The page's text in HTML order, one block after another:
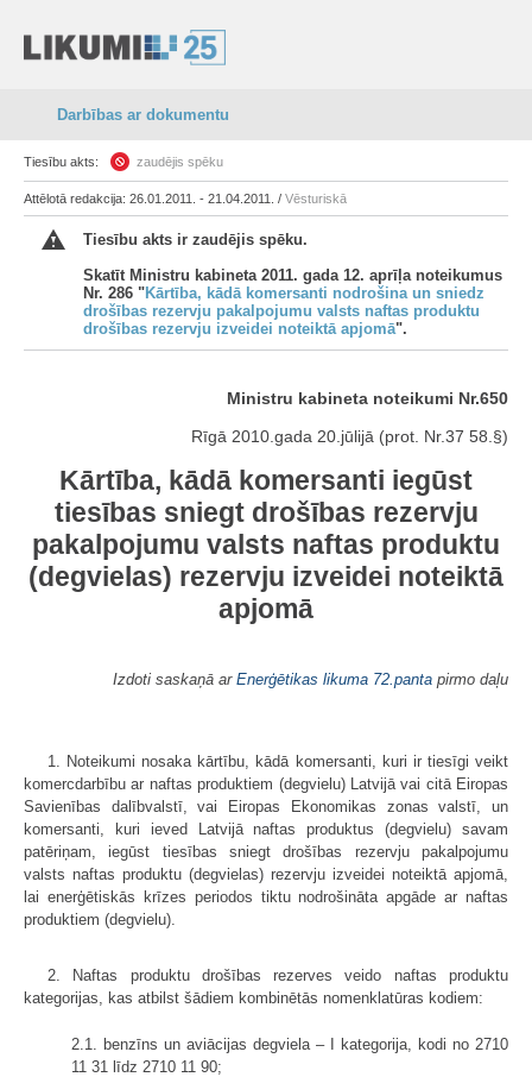
Darbības ar dokumentu
Tiesību akts: zaudējis spēku
Attēlotā redakcija: 26.01.2011. - 21.04.2011. / Vēsturiskā
Tiesību akts ir zaudējis spēku.
Skatīt Ministru kabineta 2011. gada 12. aprīļa noteikumus
Nr. 286 "Kārtība, kādā komersanti nodrošina un sniedz
drošības rezervju pakalpojumu valsts naftas produktu
drošības rezervju izveidei noteiktā apjomā".
Ministru kabineta noteikumi Nr.650
Rīgā 2010.gada 20.jūlijā (prot. Nr.37 58.§)
Kārtība, kādā komersanti iegūst
tiesības sniegt drošības rezervju
pakalpojumu valsts naftas produktu
(degvielas) rezervju izveidei noteiktā
apjomā
Izdoti saskaņā ar Enerģētikas likuma 72.panta pirmo daļu
1. Noteikumi nosaka kārtību, kādā komersanti, kuri ir tiesīgi veikt
komercdarbību ar naftas produktiem (degvielu) Latvijā vai citā Eiropas
Savienības dalībvalstī, vai Eiropas Ekonomikas zonas valstī, un
komersanti, kuri ieved Latvijā naftas produktus (degvielu) savam
patēriņam, iegūst tiesības sniegt drošības rezervju pakalpojumu
valsts naftas produktu (degvielas) rezervju izveidei noteiktā apjomā,
lai enerģētiskās krīzes periodos tiktu nodrošināta apgāde ar naftas
produktiem (degvielu).
2. Naftas produktu drošības rezerves veido naftas produktu
kategorijas, kas atbilst šādiem kombinētās nomenklatūras kodiem:
2.1. benzīns un aviācijas degviela – I kategorija, kodi no 2710
11 31 līdz 2710 11 90;